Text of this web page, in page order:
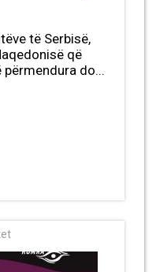
të Serbisë,
që
do...